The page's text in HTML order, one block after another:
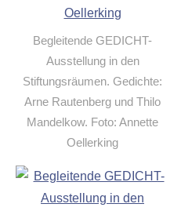
Begleitende GEDICHT-
Ausstellung in den
Stiftungsräumen. Gedichte:
Arne Rautenberg und Thilo
Mandelkow. Foto: Annette
Oellerking